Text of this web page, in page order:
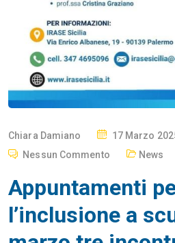
Chiara Damiano
P
T
D
O
17 Marzo
Nessun Commento
News
Appuntamenti
l’inclusione a